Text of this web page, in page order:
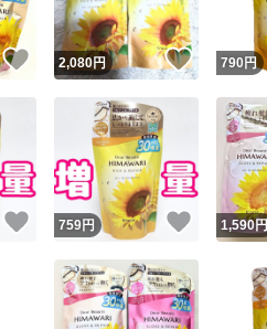
いいね！
2,080円 いいね！
790 円
いいね！
759円 いいね！
1,590円